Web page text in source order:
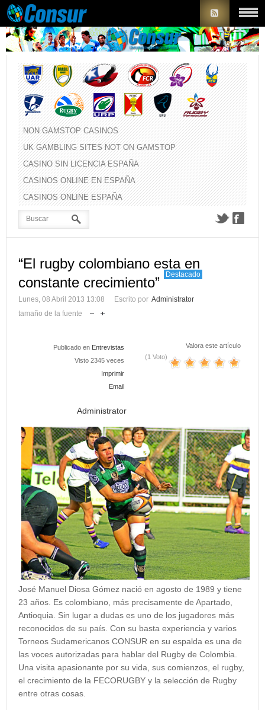
NON GAMSTOP CASINOS
UK GAMBLING SITES NOT ON GAMSTOP
CASINO SIN LICENCIA ESPAÑA
CASINOS ONLINE EN ESPAÑA
CASINOS ONLINE ESPAÑA
“El rugby colombiano esta en
constante crecimiento”
Destacado
Lunes, 08 Abril 2013 13:08 Escrito por Administrator
tamaño de la fuente
Publicado en Entrevistas
Visto 2345 veces
Imprimir
Email
Valora este artículo
(1 Voto)
Administrator
José Manuel Diosa Gómez nació en agosto de 1989 y tiene
23 años. Es colombiano, más precisamente de Apartado,
Antioquia. Sin lugar a dudas es uno de los jugadores más
reconocidos de su país. Con su basta experiencia y varios
Torneos Sudamericanos CONSUR en su espalda es una de
las voces autorizadas para hablar del Rugby de Colombia.
Una visita apasionante por su vida, sus comienzos, el rugby,
el crecimiento de la FECORUGBY y la selección de Rugby
entre otras cosas.